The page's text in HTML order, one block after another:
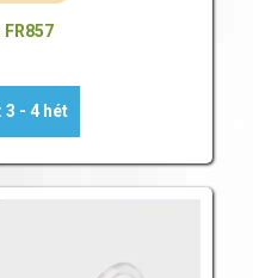
3 - 4 hét